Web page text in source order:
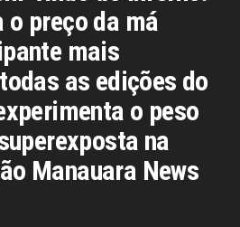
o preço da má
mais
as edições do
o peso
na
Manauara News